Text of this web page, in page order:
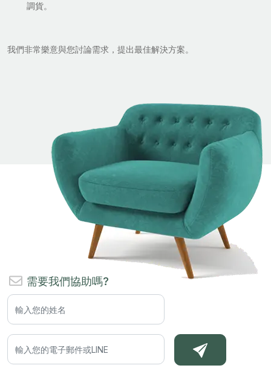
調貨。
我們非常樂意與您討論需求，提出最佳解決方案。
需要我們協助嗎?